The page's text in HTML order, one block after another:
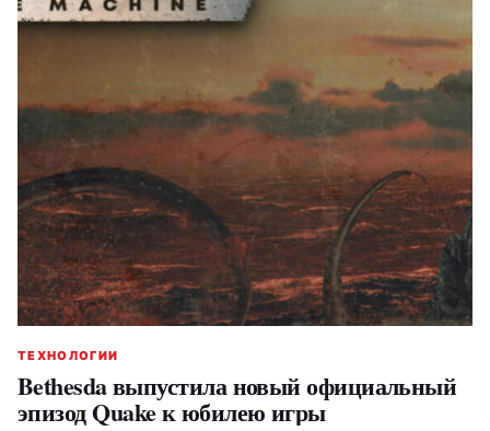
ТЕХНОЛОГИИ
Bethesda выпустила новый официальный
эпизод Quake к юбилею игры